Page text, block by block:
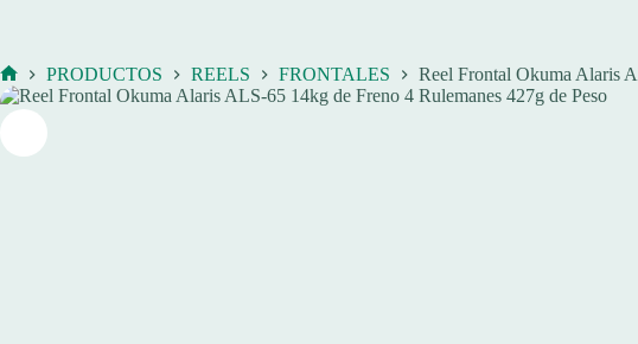
Inicio
PRODUCTOS REELS FRONTALES Reel Frontal Okuma Alaris